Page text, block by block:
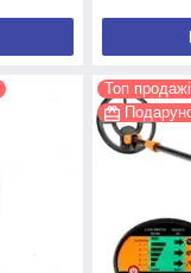
Топ